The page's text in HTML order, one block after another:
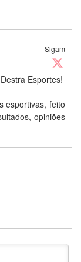
Sigam
Esportes!
esportivas, feito
opiniões